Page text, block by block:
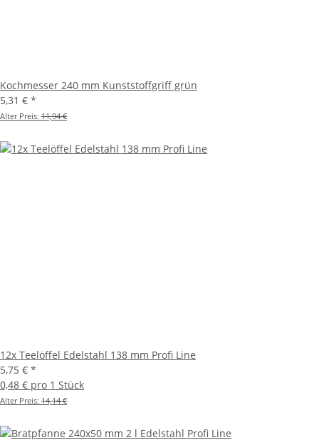
Kochmesser 240 mm Kunststoffgriff grün
5,31 € *
Alter Preis: 11,94 €
12x Teelöffel Edelstahl 138 mm Profi Line
5,75 € *
0,48 € pro 1 Stück
Alter Preis: 14,14 €